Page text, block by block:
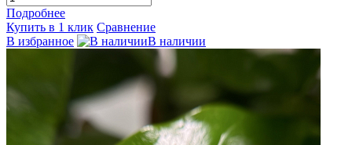
Подробнее
Купить в 1 клик Сравнение
В избранное
В наличии